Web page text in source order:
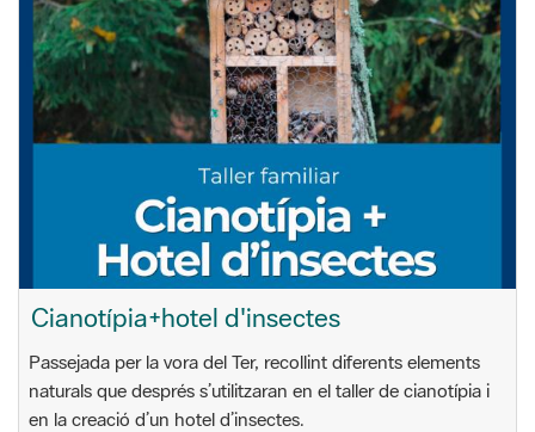
Cianotípia+hotel d'insectes
Passejada per la vora del Ter, recollint diferents elements
naturals que després s’utilitzaran en el taller de cianotípia i
en la creació d’un hotel d’insectes.